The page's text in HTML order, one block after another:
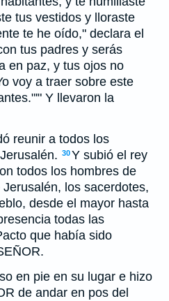
tus vestidos y lloraste
te he oído," declara el
tus padres y serás
en paz, y tus ojos no
voy a traer sobre este
Y llevaron la
reunir a todos los
30Y subió el rey
todos los hombres de
los sacerdotes,
desde el mayor hasta
todas las
que había sido
en pie en su lugar e hizo
de andar en pos del